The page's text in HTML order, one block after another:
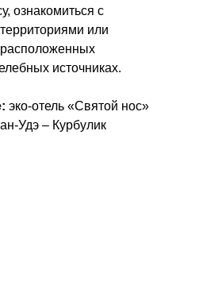
ознакомиться с
или
расположенных
источниках.
эко-отель «Святой нос»
Удэ – Курбулик